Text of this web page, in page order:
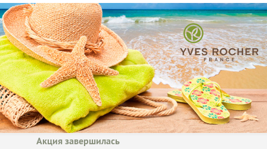
Акция завершилась